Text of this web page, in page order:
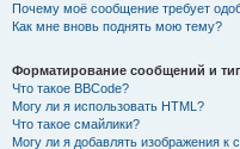
Почему моё сообщение требует
Как мне вновь поднять мою тему?
Форматирование сообщений и
Что такое BBCode?
Могу ли я использовать HTML?
Что такое смайлики?
Могу ли я добавлять изображения к